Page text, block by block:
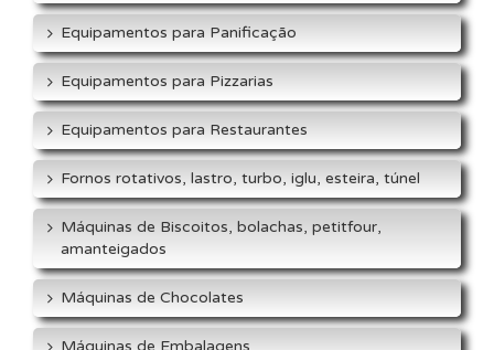
Equipamentos para Panificação
Equipamentos para Pizzarias
Equipamentos para Restaurantes
Fornos rotativos, lastro, turbo, iglu, esteira, túnel
Máquinas de Biscoitos, bolachas, petitfour,
amanteigados
Máquinas de Chocolates
Máquinas de Embalagens